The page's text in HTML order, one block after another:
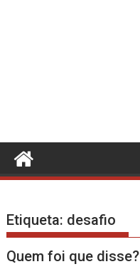
Etiqueta: desafio
Quem foi que disse?